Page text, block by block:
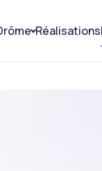
Réalisations